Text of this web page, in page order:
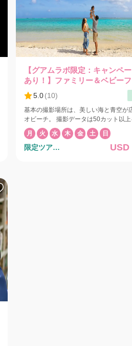
なっております。オプションにてこの
ートを予約できます。 土曜日の開催は6月7日〜8
月30日まで！ 主催：クラウンプラザリゾートグ
アム
【グアムラボ限定：キャンペ
あり！】ファミリー＆ベビー
ラン☆【YP】
5.0(10)
基本の撮影場所は、美しい海と青空が
オビーチ。 撮影データは50カット以
します。 ホテルのビーチやスペイン広
ほかのロケーションでの撮影もご相談
ンチックなサンセット撮影も、オプシ
月 火 水 木 金 土 日
限定ツア
USD